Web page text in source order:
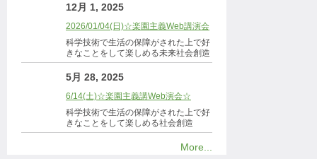
12月 1, 2025
2026/01/04(日)☆楽園主義Web講演会
科学技術で生活の保障がされた上で好
きなことをして楽しめる未来社会創造
5月 28, 2025
6/14(土)☆楽園主義講Web演会☆
科学技術で生活の保障がされた上で好
きなことをして楽しめる社会創造
More...